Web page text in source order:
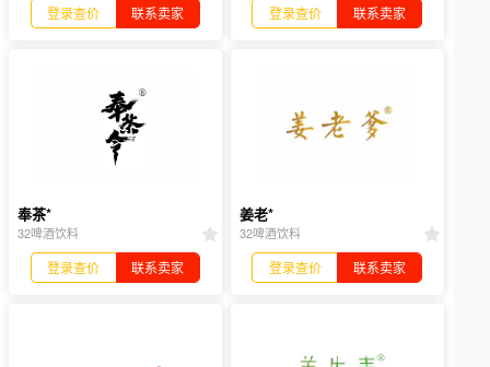
登录查价 联系卖家 登录查价 联系卖家
奉茶*
32啤酒饮料
登录查价 联系卖家
姜老*
32啤酒饮料
登录查价 联系卖家